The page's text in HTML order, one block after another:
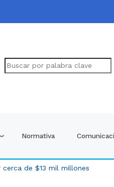
Normativa
de $13 mil millones